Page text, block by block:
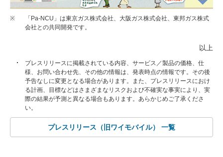
※
「Pa-NCU」は東京ガス株式会社、大阪ガス株式会社、東邦ガス株式
会社との共同開発です。
以上
プレスリリースに掲載されている内容、サービス／製品の価格、仕
様、お問い合わせ先、その他の情報は、発表時点の情報です。その後
予告なしに変更となる場合があります。また、プレスリリースにおけ
る計画、目標などはさまざまなリスクおよび不確実な事実により、実
際の結果が予測と異なる場合もあります。あらかじめご了承くださ
い。
プレスリリース（旧ワイモバイル） 一覧